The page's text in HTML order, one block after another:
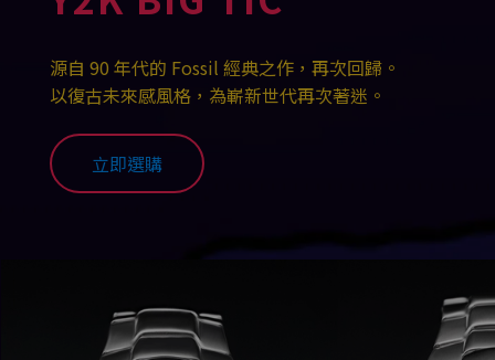
源自 90 年代的 Fossil 經典之作，再次回歸。
以復古未來感風格，為嶄新世代再次著迷。
立即選購